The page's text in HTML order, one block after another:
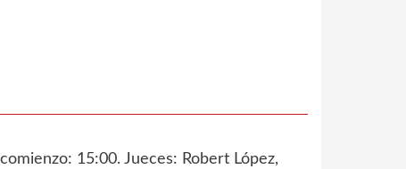
15:00. Jueces: Robert López,